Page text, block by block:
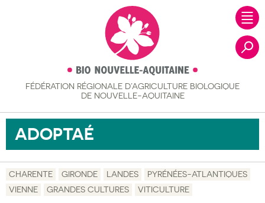
FÉDÉRATION RÉGIONALE D’AGRICULTURE BIOLOGIQUE
DE NOUVELLE-AQUITAINE
ADOPTAÉ
CHARENTE GIRONDE LANDES
PYRÉNÉES-ATLANTIQUES
VIENNE
GRANDES CULTURES VITICULTURE